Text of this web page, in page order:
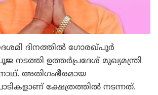
ദിനത്തില്‍ ഗോരഖ്പൂര്‍
നടത്തി ഉത്തര്‍പ്രദേശ് മുഖ്യമന്ത്രി
അതിഗംഭീരമായ
ക്ഷേത്രത്തില്‍ നടന്നത്.